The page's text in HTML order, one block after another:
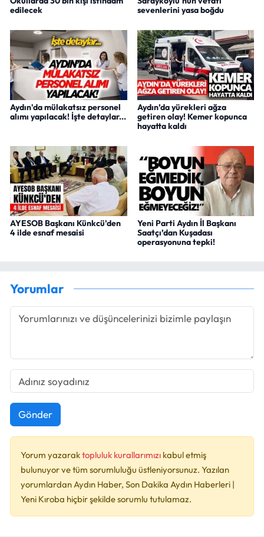
edilecek
sevenlerini yasa boğdu
Aydın'da mülakatsız personel
alımı yapılacak! İşte detaylar...
Aydın’da yürekleri ağza
getiren olay! Kemer kopunca
hayatta kaldı
AYESOB Başkanı Künkcü'den
4 ilde esnaf mesaisi
Yeni Parti Aydın İl Başkanı
Saatçı’dan Kuşadası
operasyonuna tepki!
Yorumlar
Gönder
Yorum yazaraktopluluk kurallarımızı kabul etmiş
bulunuyor ve tüm sorumluluğu üstleniyorsunuz. Yazılan
yorumlardan Aydın Haber, Son Dakika Aydın Haberleri |
Yeni Kıroba hiçbir şekilde sorumlu tutulamaz.